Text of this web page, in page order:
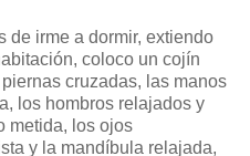
de irme a dormir, extiendo
coloco un cojín
cruzadas, las manos
los hombros relajados y
metida, los ojos
y la mandíbula relajada,